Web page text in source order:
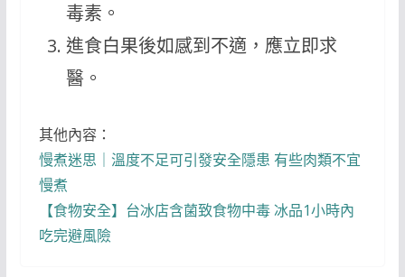
毒素。
進食白果後如感到不適，應立即求
醫。
其他內容：
慢煮迷思｜溫度不足可引發安全隱患 有些肉類不宜
慢煮
【食物安全】台冰店含菌致食物中毒 冰品1小時內
吃完避風險